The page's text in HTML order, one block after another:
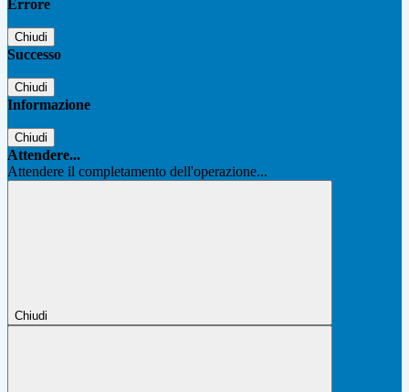
Errore
Chiudi
Successo
Chiudi
Informazione
Chiudi
Attendere...
Attendere il completamento dell'operazione...
Chiudi